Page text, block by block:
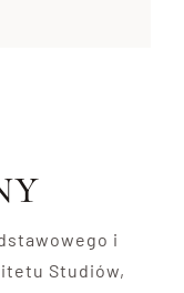
i
Studiów,